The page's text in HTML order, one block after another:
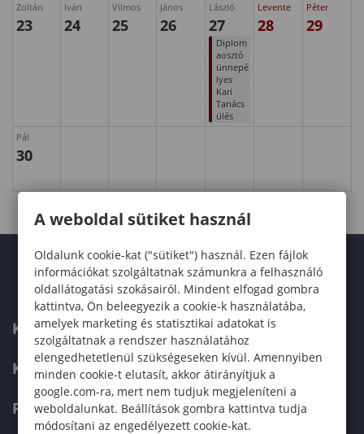
Zoltán
23
Iván
24
Vilmos
25
János
26
László
27
Diplom
aosztó
ünnepé
lyes
Kari
Tanács
ülés
Levente
28
Péter
29
Pál
30
KARUNK
KÉPZÉSEK
FELVÉTELIZŐKNEK
A weboldal sütiket használ
Oldalunk cookie-kat ("sütiket") használ. Ezen fájlok
információkat szolgáltatnak számunkra a felhasználó
oldallátogatási szokásairól. Mindent elfogad gombra
kattintva, Ön beleegyezik a cookie-k használatába,
amelyek marketing és statisztikai adatokat is
szolgáltatnak a rendszer használatához
elengedhetetlenül szükségeseken kívül. Amennyiben
minden cookie-t elutasít, akkor átirányítjuk a
google.com-ra, mert nem tudjuk megjeleníteni a
weboldalunkat. Beállítások gombra kattintva tudja
módosítani az engedélyezett cookie-kat.